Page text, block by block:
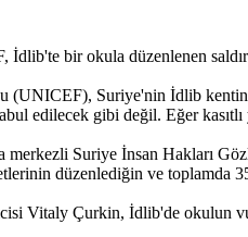
İdlib'te bir okula düzenlenen
(UNICEF), Suriye'nin İdlib
edilecek gibi değil. Eğer kasıtlı
Suriye İnsan Hakları
düzenlediğin ve toplamda
Vitaly Çurkin, İdlib'de okulun